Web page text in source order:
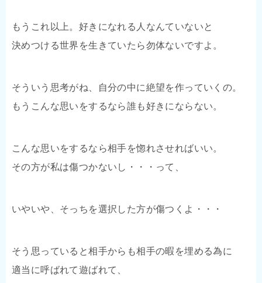
もうこれ以上。好きになれる人なんていないと
決めつける世界を生きていたら勿体ないですよ。
そういう思考がね、自分の中に絶望を作っていくの。
もうこんな思いをするなら誰も好きにならない。
こんな思いをするなら相手を惚れさせればいい。
その方が私は傷つかないし・・・って、
いやいや、そっちを選択した方が傷つくよ・・・
そう思っていると相手からも相手の暇を埋める為に
適当に呼ばれて遊ばれて、